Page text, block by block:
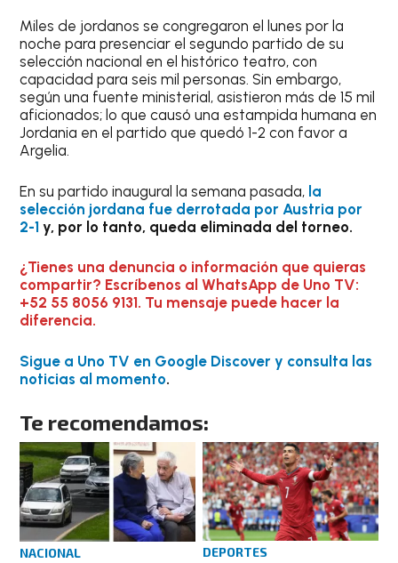
Miles de jordanos se congregaron el lunes por la
noche para presenciar el segundo partido de su
selección nacional en el histórico teatro, con
capacidad para seis mil personas. Sin embargo,
según una fuente ministerial, asistieron más de 15 mil
aficionados; lo que causó una estampida humana en
Jordania en el partido que quedó 1-2 con favor a
Argelia.
En su partido inaugural la semana pasada, la
selección jordana fue derrotada por Austria por
2-1 y, por lo tanto, queda eliminada del torneo.
¿Tienes una denuncia o información que quieras
compartir? Escríbenos al WhatsApp de Uno TV:
+52 55 8056 9131. Tu mensaje puede hacer la
diferencia.
Sigue a Uno TV en Google Discover y consulta las
noticias al momento.
Te recomendamos:
NACIONAL
DEPORTES